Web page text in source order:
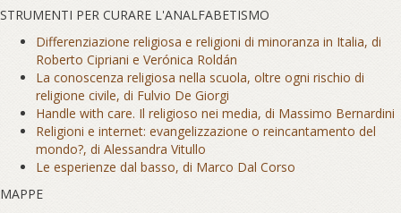
STRUMENTI PER CURARE L'ANALFABETISMO
Differenziazione religiosa e religioni di minoranza in Italia, di
Roberto Cipriani e Verónica Roldán
La conoscenza religiosa nella scuola, oltre ogni rischio di
religione civile, di Fulvio De Giorgi
Handle with care. Il religioso nei media, di Massimo Bernardini
Religioni e internet: evangelizzazione o reincantamento del
mondo?, di Alessandra Vitullo
Le esperienze dal basso, di Marco Dal Corso
MAPPE